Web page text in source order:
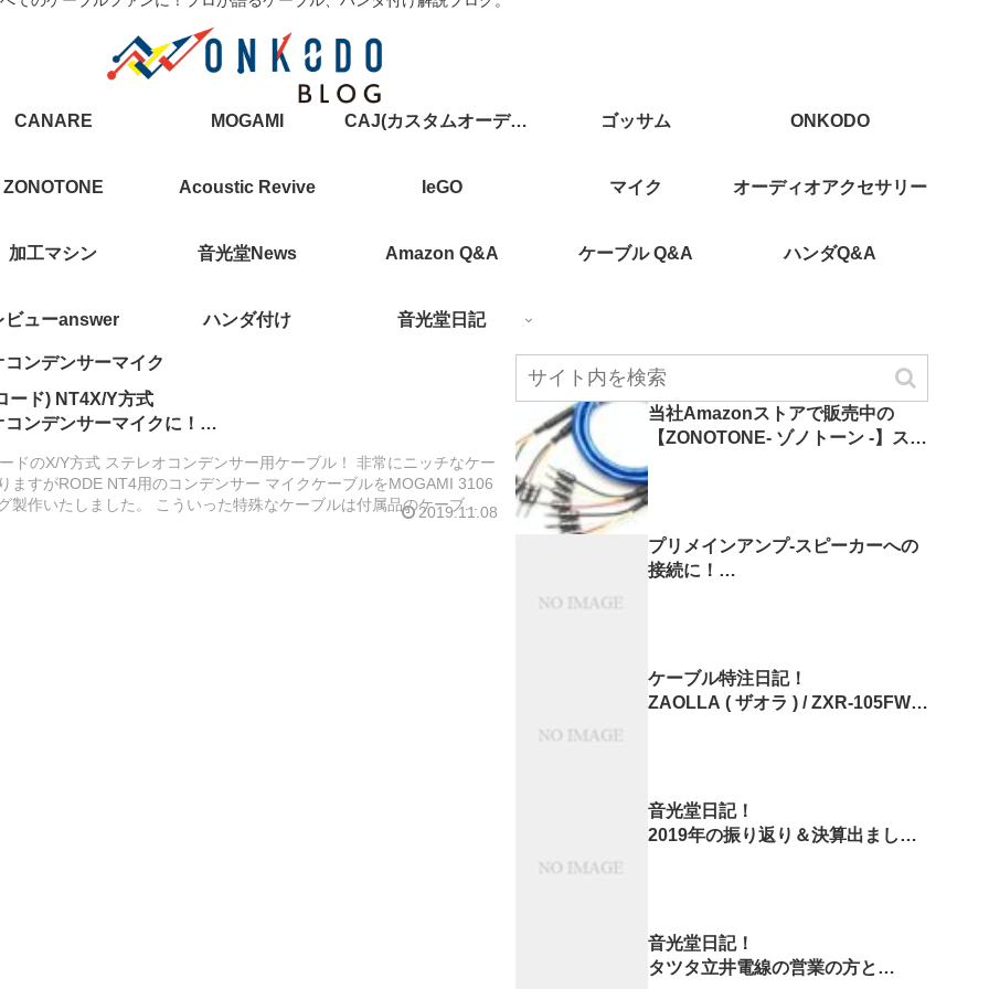
CANARE MOGAMI CAJ(カスタムオーディオジャパン) ゴッサム ONKODO
ZONOTONE Acoustic Revive IeGO マイク オーディオアクセサリー
加工マシン 音光堂News Amazon Q&A ケーブル Q&A ハンダQ&A
ビューanswer ハンダ付け 音光堂日記
コンデンサーマイク
ード) NT4X/Y方式
ンデンサーマイクに！
ラ用ケーブル (NT4専用)
ドのX/Y方式 ステレオコンデンサー用ケーブル！ 非常にニッチなケー
ますがRODE NT4用のコンデンサー マイクケーブルをMOGAMI 3106
製作いたしました。 こういった特殊なケーブルは付属品のケーブ...
2019.11.08
当社Amazonストアで販売中の
【ZONOTONE- ゾノトーン -】スピ
プリメインアンプ-スピーカーへの
接続に！
ケーブル特注日記！
ZAOLLA ( ザオラ ) / ZXR-105FWH
音光堂日記！
2019年の振り返り＆決算出まし
音光堂日記！
タツタ立井電線の営業の方と